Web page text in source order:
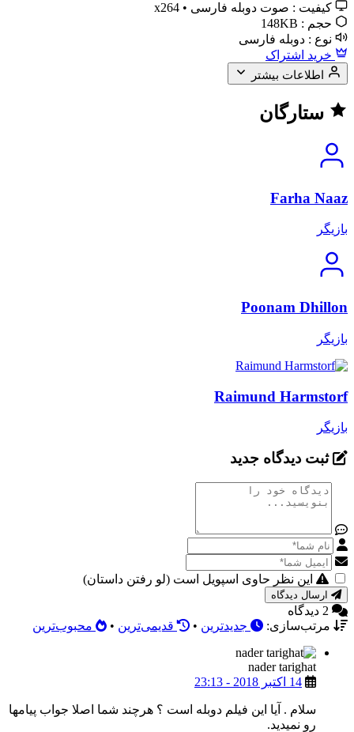
کیفیت : صوت دوبله فارسی • x264
حجم : 148KB
نوع : دوبله فارسی
خرید اشتراک
اطلاعات بیشتر
ستارگان
Farha Naaz
بازیگر
Poonam Dhillon
بازیگر
Raimund Harmstorf
بازیگر
ثبت دیدگاه جدید
این نظر حاوی اسپویل است (لو رفتن داستان)
2 دیدگاه
مرتب‌سازی:
جدیدترین • قدیمی‌ترین • محبوب‌ترین
nader tarighat
14 اکتبر 2018 - 23:13
سلام . آیا این فیلم دوبله است ؟ هرچند شما اصلا جواب پیامها
رو نمیدید.